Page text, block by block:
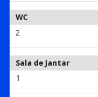
WC
2
Sala de Jantar
1